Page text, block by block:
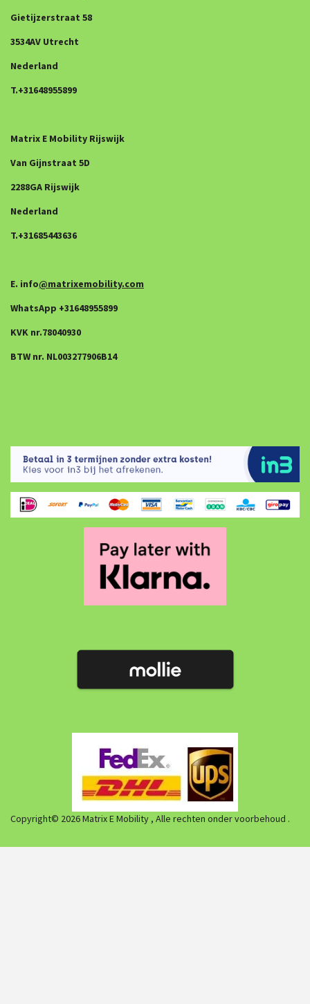
Gietijzerstraat 58
3534AV Utrecht
Nederland
T.+31648955899
Matrix E Mobility Rijswijk
Van Gijnstraat 5D
2288GA Rijswijk
Nederland
T.+31685443636
E. info@matrixemobility.com
WhatsApp +31648955899
KVK nr.78040930
BTW nr. NL003277906B14
Copyright© 2026 Matrix E Mobility , Alle rechten onder voorbehoud .